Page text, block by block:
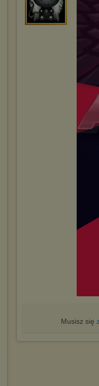
Musisz się